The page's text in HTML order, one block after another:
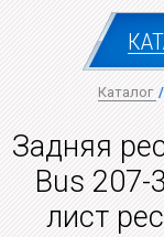
Каталог /
Задняя
Bus 207-
лист